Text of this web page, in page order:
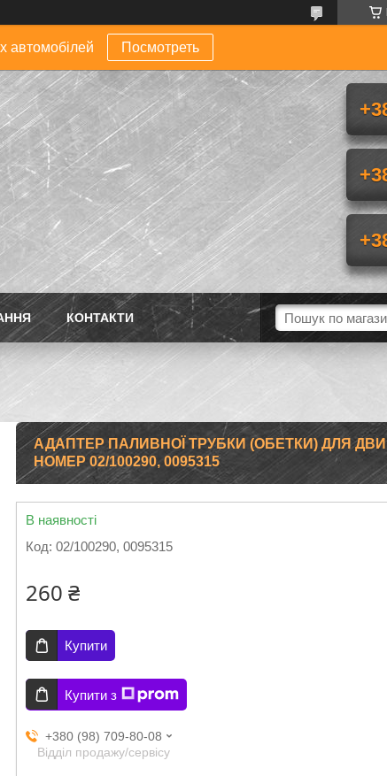
автомобілей Посмотреть
КОНТАКТИ
АДАПТЕР ПАЛИВНОЇ ТРУБКИ (ОБЕТКИ) ДЛЯ
НОМЕР 02/100290, 0095315
В наявності
Код: 02/100290, 0095315
260 ₴
Купити
Купити з
+380 (98) 709-80-08
Відділ продажу/сервісу